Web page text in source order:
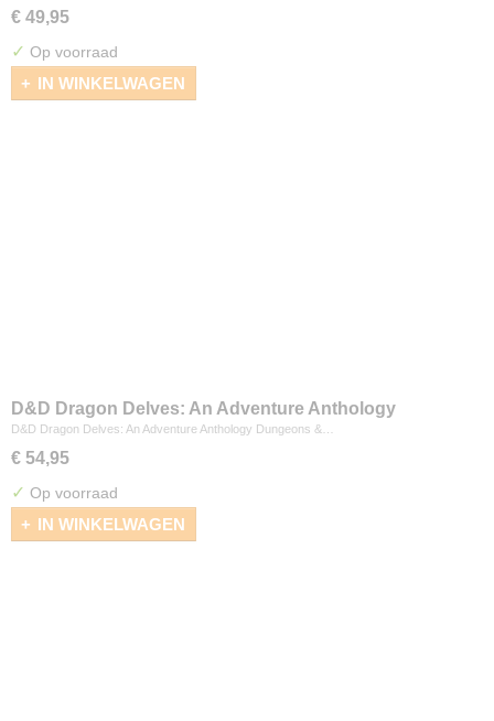
€ 49,95
✓ Op voorraad
IN WINKELWAGEN
D&D Dragon Delves: An Adventure Anthology
D&D Dragon Delves: An Adventure Anthology Dungeons &…
€ 54,95
✓ Op voorraad
IN WINKELWAGEN